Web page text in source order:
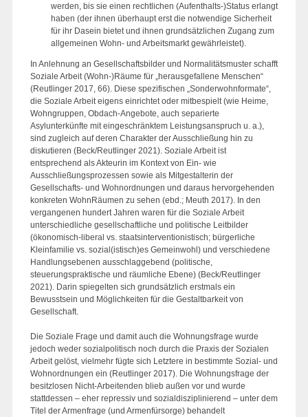
werden, bis sie einen rechtlichen (Aufenthalts-)Status erlangt
haben (der ihnen überhaupt erst die notwendige Sicherheit
für ihr Dasein bietet und ihnen grundsätzlichen Zugang zum
allgemeinen Wohn- und Arbeitsmarkt gewährleistet).
In Anlehnung an Gesellschaftsbilder und Normalitätsmuster schafft
Soziale Arbeit (Wohn-)Räume für „herausgefallene Menschen“
(Reutlinger 2017, 66). Diese spezifischen „Sonderwohnformate“,
die Soziale Arbeit eigens einrichtet oder mitbespielt (wie Heime,
Wohngruppen, Obdach-Angebote, auch separierte
Asylunterkünfte mit eingeschränktem Leistungsanspruch u. a.),
sind zugleich auf deren Charakter der Ausschließung hin zu
diskutieren (Beck/Reutlinger 2021). Soziale Arbeit ist
entsprechend als Akteurin im Kontext von Ein- wie
Ausschließungsprozessen sowie als Mitgestalterin der
Gesellschafts- und Wohnordnungen und daraus hervorgehenden
konkreten WohnRäumen zu sehen (ebd.; Meuth 2017). In den
vergangenen hundert Jahren waren für die Soziale Arbeit
unterschiedliche gesellschaftliche und politische Leitbilder
(ökonomisch-liberal vs. staatsinterventionistisch; bürgerliche
Kleinfamilie vs. sozial(istisch)es Gemeinwohl) und verschiedene
Handlungsebenen ausschlaggebend (politische,
steuerungspraktische und räumliche Ebene) (Beck/Reutlinger
2021). Darin spiegelten sich grundsätzlich erstmals ein
Bewusstsein und Möglichkeiten für die Gestaltbarkeit von
Gesellschaft.
Die Soziale Frage und damit auch die Wohnungsfrage wurde
jedoch weder sozialpolitisch noch durch die Praxis der Sozialen
Arbeit gelöst, vielmehr fügte sich Letztere in bestimmte Sozial- und
Wohnordnungen ein (Reutlinger 2017). Die Wohnungsfrage der
besitzlosen Nicht-Arbeitenden blieb außen vor und wurde
stattdessen – eher repressiv und sozialdisziplinierend – unter dem
Titel der Armenfrage (und Armenfürsorge) behandelt